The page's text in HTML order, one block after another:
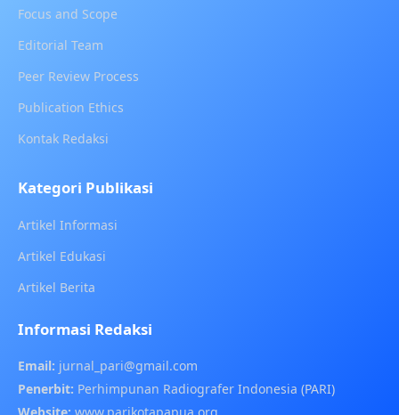
Focus and Scope
Editorial Team
Peer Review Process
Publication Ethics
Kontak Redaksi
Kategori Publikasi
Artikel Informasi
Artikel Edukasi
Artikel Berita
Informasi Redaksi
Email: jurnal_pari@gmail.com
Penerbit: Perhimpunan Radiografer Indonesia (PARI)